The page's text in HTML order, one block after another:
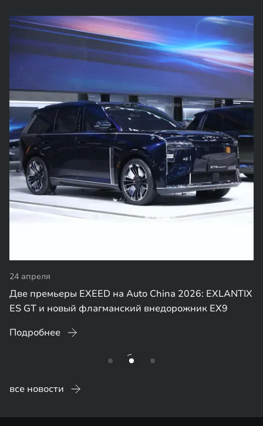
24 апреля
Две премьеры EXEED на Auto China 2026: EXLANTIX
ES GT и новый флагманский внедорожник EX9
Подробнее
все новости